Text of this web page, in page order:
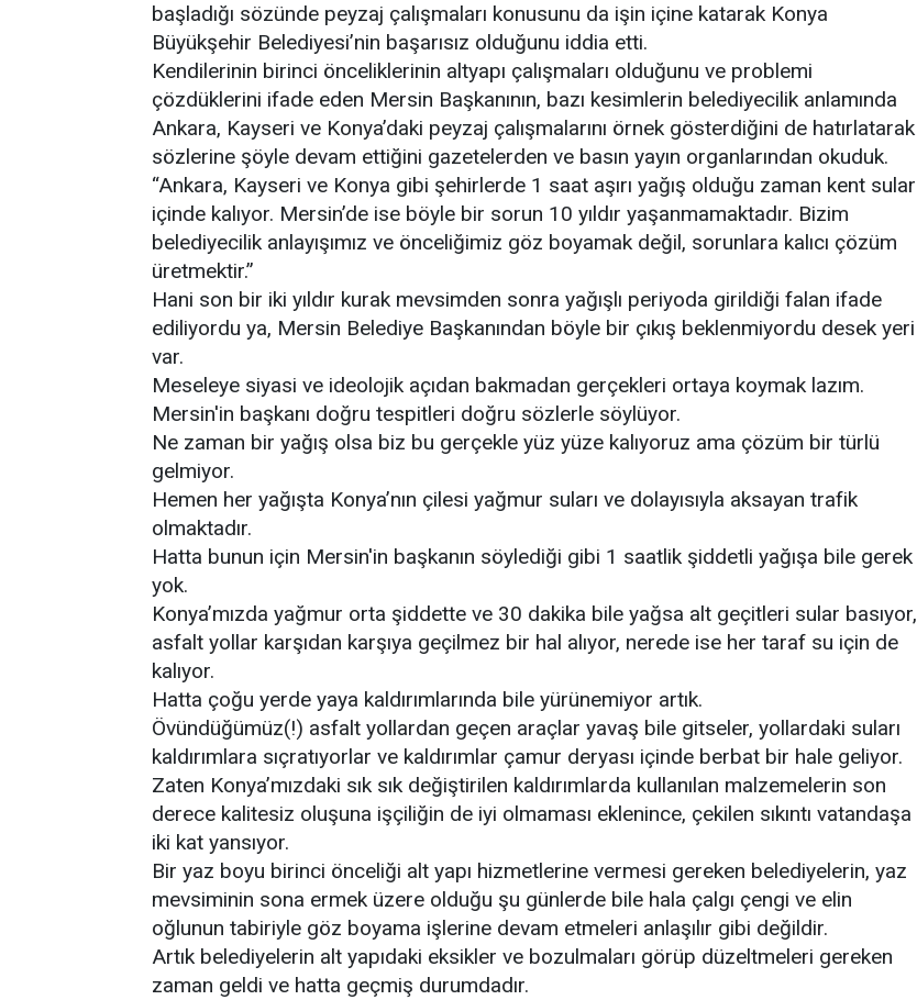
başladığı sözünde peyzaj çalışmaları konusunu da işin içine katarak Konya
Büyükşehir Belediyesi’nin başarısız olduğunu iddia etti.
Kendilerinin birinci önceliklerinin altyapı çalışmaları olduğunu ve problemi
çözdüklerini ifade eden Mersin Başkanının, bazı kesimlerin belediyecilik anlamında
Ankara, Kayseri ve Konya’daki peyzaj çalışmalarını örnek gösterdiğini de hatırlatarak
sözlerine şöyle devam ettiğini gazetelerden ve basın yayın organlarından okuduk.
“Ankara, Kayseri ve Konya gibi şehirlerde 1 saat aşırı yağış olduğu zaman kent sular
içinde kalıyor. Mersin’de ise böyle bir sorun 10 yıldır yaşanmamaktadır. Bizim
belediyecilik anlayışımız ve önceliğimiz göz boyamak değil, sorunlara kalıcı çözüm
üretmektir.”
Hani son bir iki yıldır kurak mevsimden sonra yağışlı periyoda girildiği falan ifade
ediliyordu ya, Mersin Belediye Başkanından böyle bir çıkış beklenmiyordu desek yeri
var.
Meseleye siyasi ve ideolojik açıdan bakmadan gerçekleri ortaya koymak lazım.
Mersin'in başkanı doğru tespitleri doğru sözlerle söylüyor.
Ne zaman bir yağış olsa biz bu gerçekle yüz yüze kalıyoruz ama çözüm bir türlü
gelmiyor.
Hemen her yağışta Konya’nın çilesi yağmur suları ve dolayısıyla aksayan trafik
olmaktadır.
Hatta bunun için Mersin'in başkanın söylediği gibi 1 saatlik şiddetli yağışa bile gerek
yok.
Konya’mızda yağmur orta şiddette ve 30 dakika bile yağsa alt geçitleri sular basıyor,
asfalt yollar karşıdan karşıya geçilmez bir hal alıyor, nerede ise her taraf su için de
kalıyor.
Hatta çoğu yerde yaya kaldırımlarında bile yürünemiyor artık.
Övündüğümüz(!) asfalt yollardan geçen araçlar yavaş bile gitseler, yollardaki suları
kaldırımlara sıçratıyorlar ve kaldırımlar çamur deryası içinde berbat bir hale geliyor.
Zaten Konya’mızdaki sık sık değiştirilen kaldırımlarda kullanılan malzemelerin son
derece kalitesiz oluşuna işçiliğin de iyi olmaması eklenince, çekilen sıkıntı vatandaşa
iki kat yansıyor.
Bir yaz boyu birinci önceliği alt yapı hizmetlerine vermesi gereken belediyelerin, yaz
mevsiminin sona ermek üzere olduğu şu günlerde bile hala çalgı çengi ve elin
oğlunun tabiriyle göz boyama işlerine devam etmeleri anlaşılır gibi değildir.
Artık belediyelerin alt yapıdaki eksikler ve bozulmaları görüp düzeltmeleri gereken
zaman geldi ve hatta geçmiş durumdadır.